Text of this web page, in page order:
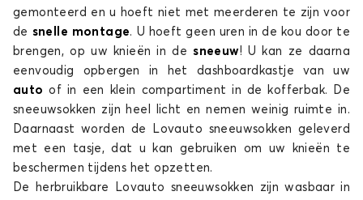
gemonteerd en u hoeft niet met meerderen te zijn voor
de snelle montage. U hoeft geen uren in de kou door te
brengen, op uw knieën in desneeuw! U kan ze daarna
eenvoudig opbergen in het dashboardkastje van uw
autoof in een klein compartiment in de kofferbak. De
sneeuwsokken zijn heel licht en nemen weinig ruimte in.
Daarnaast worden de Lovauto sneeuwsokken geleverd
met een tasje, dat u kan gebruiken om uw knieën te
beschermen tijdens het opzetten.
De herbruikbare Lovauto sneeuwsokken zijn wasbaar in